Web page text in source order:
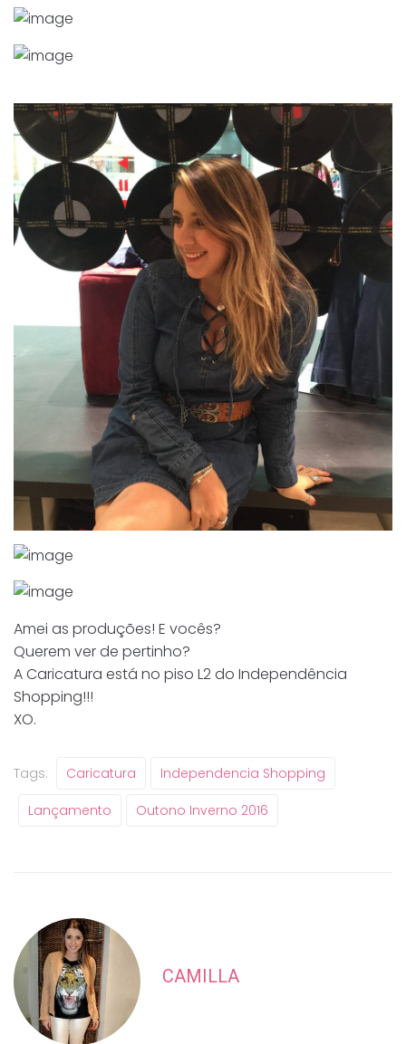
Amei as produções! E vocês?
Querem ver de pertinho?
A Caricatura está no piso L2 do Independência
Shopping!!!
XO.
Tags: Caricatura Independencia Shopping
Lançamento Outono Inverno 2016
CAMILLA